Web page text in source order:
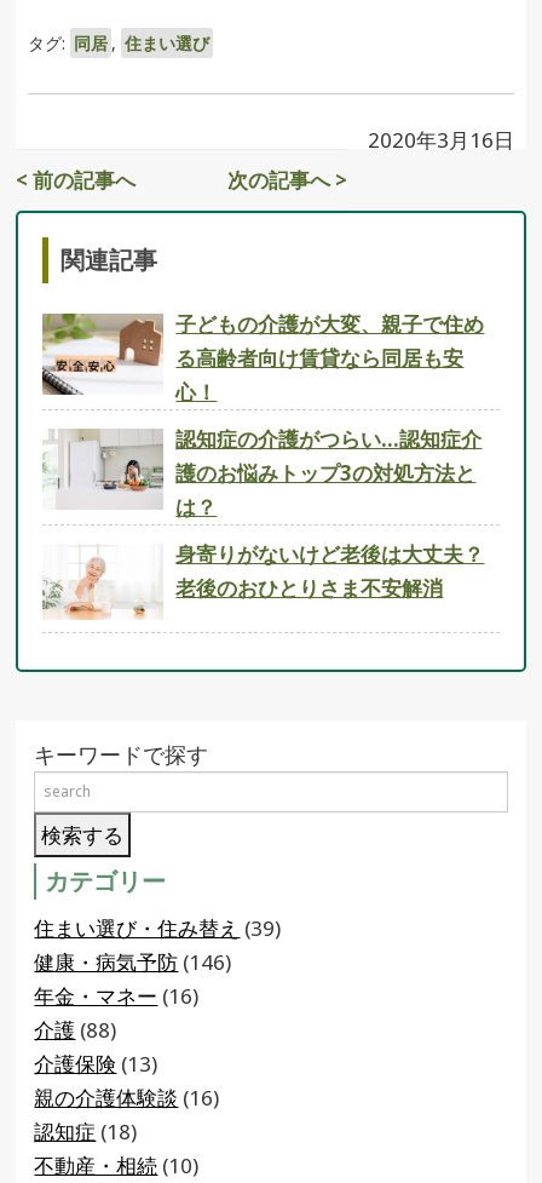
タグ: 同居 , 住まい選び
2020年3月16日
< 前の記事へ
次の記事へ >
関連記事
子どもの介護が大変、親子で住め
る高齢者向け賃貸なら同居も安
心！
認知症の介護がつらい…認知症介
護のお悩みトップ3の対処方法と
は？
身寄りがないけど老後は大丈夫？
老後のおひとりさま不安解消
キーワードで探す
カテゴリー
住まい選び・住み替え (39)
健康・病気予防 (146)
年金・マネー (16)
介護 (88)
介護保険 (13)
親の介護体験談 (16)
認知症 (18)
不動産・相続 (10)